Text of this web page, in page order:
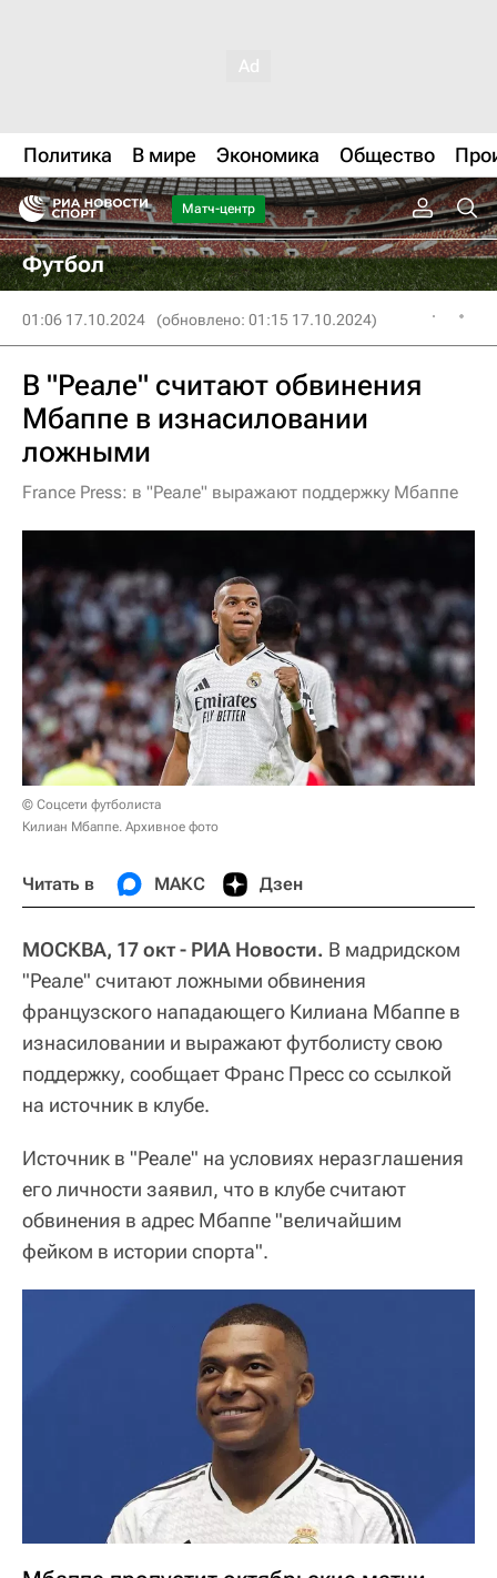
Политика В мире Экономика Общество
Матч-центр
Футбол
01:06 17.10.2024 (обновлено: 01:15 17.10.2024)
В "Реале" считают обвинения
Мбаппе в изнасиловании
ложными
France Press: в "Реале" выражают поддержку Мбаппе
© Соцсети футболиста
Килиан Мбаппе. Архивное фото
Читать в МАКС Дзен
МОСКВА, 17 окт - РИА Новости. В мадридском
"Реале" считают ложными обвинения
французского нападающего Килиана Мбаппе в
изнасиловании и выражают футболисту свою
поддержку, сообщает Франс Пресс со ссылкой
на источник в клубе.
Источник в "Реале" на условиях неразглашения
его личности заявил, что в клубе считают
обвинения в адрес Мбаппе "величайшим
фейком в истории спорта".